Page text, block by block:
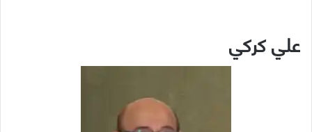
علي كركي